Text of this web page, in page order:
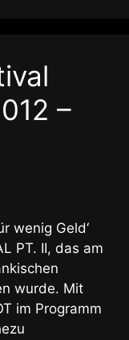
–
wenig Geld‘
PT. II, das am
wurde. Mit
im Programm